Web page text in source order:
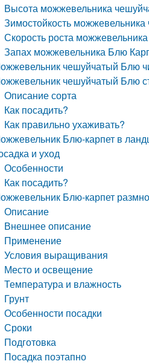
Высота можжевельника
Зимостойкость
Скорость роста
Запах можжевельника Блю
чешуйчатый Блю
чешуйчатый Блю
Описание сорта
Как посадить?
Как правильно ухаживать?
Блю-карпет в
и уход
Особенности
Как посадить?
Блю-карпет
Описание
Внешнее описание
Применение
Условия выращивания
Место и освещение
Температура и влажность
Грунт
Особенности посадки
Сроки
Подготовка
Посадка поэтапно